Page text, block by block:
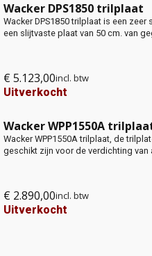
Wacker DPS1850 trilplaat
Wacker DPS1850 trilplaat is een
een slijtvaste plaat van 50 cm. van
€ 5.123,00incl. btw
Uitverkocht
Wacker WPP1550A
Wacker WPP1550A trilplaat, de
geschikt zijn voor de verdichting
€ 2.890,00incl. btw
Uitverkocht